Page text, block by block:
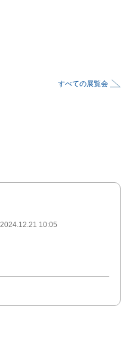
すべての展覧会
2024.12.21 10:05